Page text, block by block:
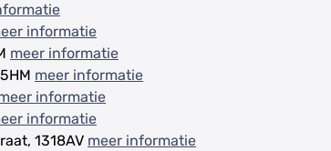
informatie
meer informatie
meer informatie
informatie
informatie
1318AV meer informatie